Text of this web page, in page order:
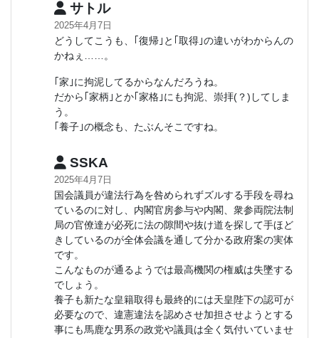
サトル
2025年4月7日
どうしてこうも、｢復帰｣と｢取得｣の違いがわからんの
かねぇ……。
｢家｣に拘泥してるからなんだろうね。
だから｢家柄｣とか｢家格｣にも拘泥、崇拝(？)してしま
う。
｢養子｣の概念も、たぶんそこですね。
SSKA
2025年4月7日
国会議員が違法行為を咎められずズルする手段を尋ね
ているのに対し、内閣官房参与や内閣、衆参両院法制
局の官僚達が必死に法の隙間や抜け道を探して手ほど
きしているのが全体会議を通して分かる政府案の実体
です。
こんなものが通るようでは最高機関の権威は失墜する
でしょう。
養子も新たな皇籍取得も最終的には天皇陛下の認可が
必要なので、違憲違法を認めさせ加担させようとする
事にも馬鹿な男系の政党や議員は全く気付いていませ